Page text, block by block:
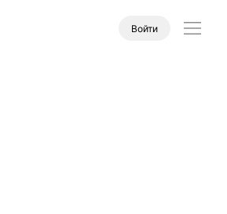
Войти